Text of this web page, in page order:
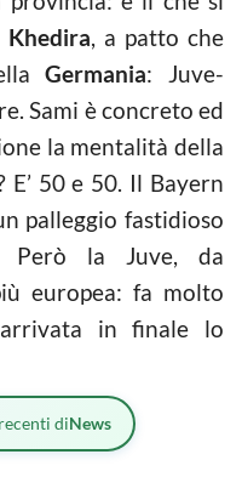
Khedira, a patto che
Germania: Juve-
Sami è concreto ed
la mentalità della
E’ 50 e 50. Il Bayern
palleggio fastidioso
Però la Juve, da
europea: fa molto
in finale lo
diNews